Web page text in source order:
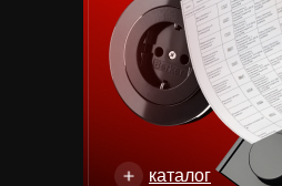
каталог